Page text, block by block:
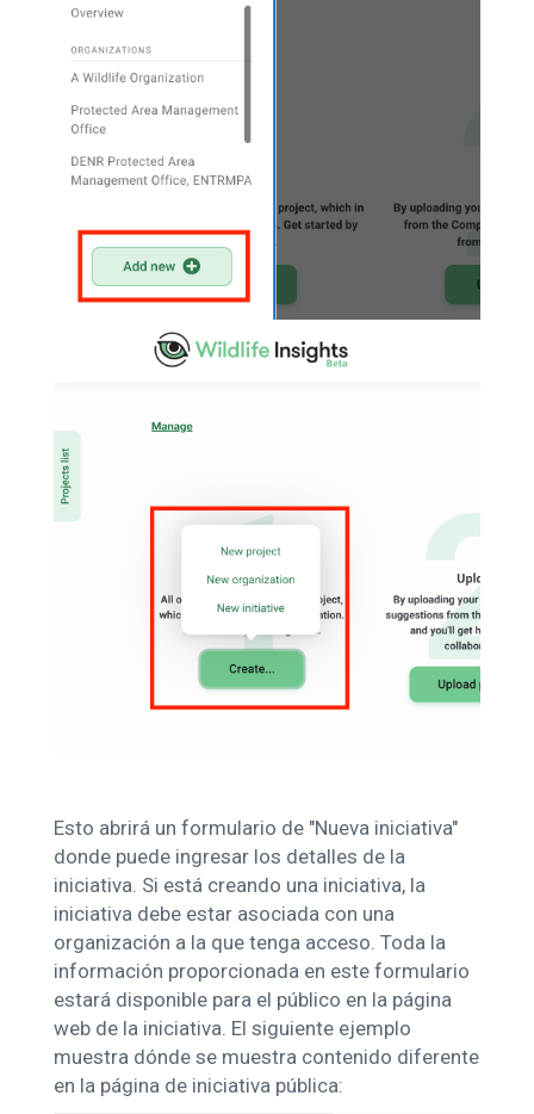
Esto abrirá un formulario de "Nueva iniciativa"
donde puede ingresar los detalles de la
iniciativa. Si está creando una iniciativa, la
iniciativa debe estar asociada con una
organización a la que tenga acceso. Toda la
información proporcionada en este formulario
estará disponible para el público en la página
web de la iniciativa. El siguiente ejemplo
muestra dónde se muestra contenido diferente
en la página de iniciativa pública: